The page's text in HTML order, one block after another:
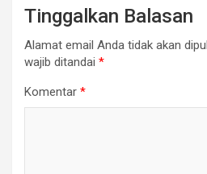
Tinggalkan Balasan
Alamat email Anda tidak akan
wajib ditandai *
Komentar *